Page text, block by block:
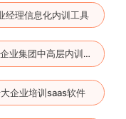
经理信息化内训工具
上市企业集团中高层内训系统
企业培训saas软件